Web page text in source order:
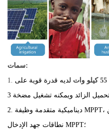
سمات:
لديه قدرة قوية على
2.
ديناميكية متقدمة وظيفة MPPT، الكفاءة >99%؛ مجموعة واسعة من
نطاقات جهد الإدخال MPPT؛